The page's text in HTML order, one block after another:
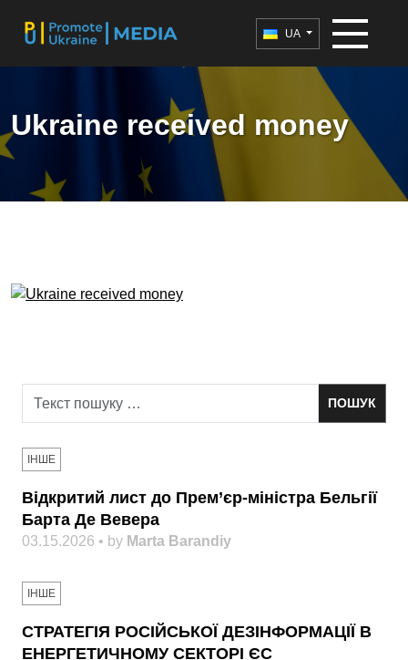
UA
Ukraine received money
ІНШЕ
Відкритий лист до Прем’єр-міністра Бельгії
Барта Де Вевера
03.15.2026 • by Marta Barandiy
ІНШЕ
СТРАТЕГІЯ РОСІЙСЬКОЇ ДЕЗІНФОРМАЦІЇ В
ЕНЕРГЕТИЧНОМУ СЕКТОРІ ЄС